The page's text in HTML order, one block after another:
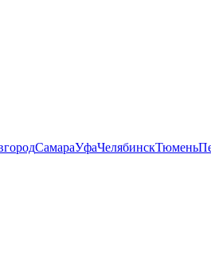
СамараУфаЧелябинскТюмень